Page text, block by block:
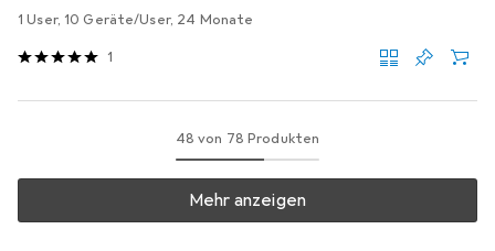
1 User, 10 Geräte/User, 24 Monate
1
48 von 78 Produkten
Mehr anzeigen